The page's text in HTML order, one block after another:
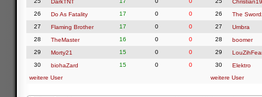
DarkTNT
26
Do As Fatality 17 0
0
27
Flaming Brother 17 0
0
28
TheMaster 16 0
0
29
Morty21 15 0
0
30
biohaZard 15 0
0
weitere User
26
The
27
Umbra
28
boomer
29
30
Elektro
weitere User